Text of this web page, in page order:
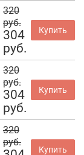
320
руб.
304
руб.
Купить
320
руб.
304
руб.
Купить
320
руб.
Купить